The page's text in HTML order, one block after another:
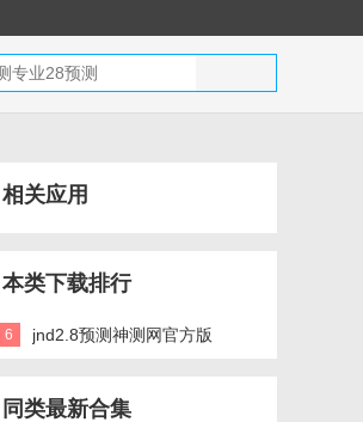
相关应用
本类下载排行
6 jnd2.8预测神测网官方版
同类最新合集